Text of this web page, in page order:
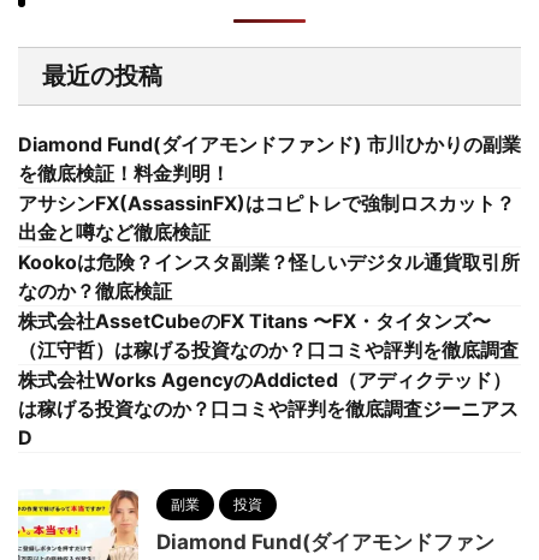
最近の投稿
Diamond Fund(ダイアモンドファンド) 市川ひかりの副業
を徹底検証！料金判明！
アサシンFX(AssassinFX)はコピトレで強制ロスカット？
出金と噂など徹底検証
Kookoは危険？インスタ副業？怪しいデジタル通貨取引所
なのか？徹底検証
株式会社AssetCubeのFX Titans 〜FX・タイタンズ〜
（江守哲）は稼げる投資なのか？口コミや評判を徹底調査
株式会社Works AgencyのAddicted（アディクテッド）
は稼げる投資なのか？口コミや評判を徹底調査ジーニアス
D
副業 投資
Diamond Fund(ダイアモンドファン